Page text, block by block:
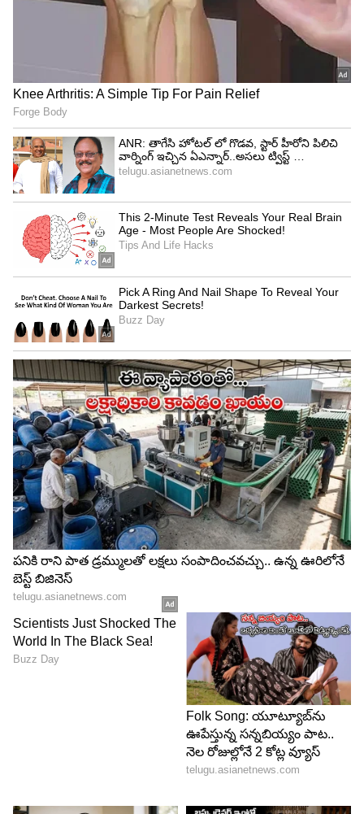
యాంటీ ఆక్సిడెంట్:
బ్రౌన్ రైస్ లో యాంటీ ఆక్సిడెంట్స్ ఎక్కువగా ఉంటాయి.
శరీరంలోని ఫ్రీ రాడికల్స్‌తో పోరాడుతుంది, దీర్ఘకాలిక
వ్యాధుల ప్రమాదాన్ని తగ్గిస్తుంది.సెల్యులార్ ఆరోగ్యానికి
మద్దతు ఇస్తుంది. యాంటీ ఆక్సిడెంట్లు గుండె ఆరోగ్యానికి
తోడ్పడతాయి. ఇది కొలెస్ట్రాల్ స్థాయిలను తగ్గిస్తుంది. సరైన
రక్తపోటును నిర్వహించడానికి సహాయపడుతుంది.
బరువు నిర్వహణ:
బ్రౌన్ రైస్‌లోని పీచు సంపూర్ణత్వం అనుభూతిని అందిస్తుంది.
సంతృప్తిని ప్రోత్సహిస్తుంది. ఇది తక్కువ తినకుండా
సంతృప్తిని అందించడం ద్వారా అతిగా తినడం నిరోధిస్తుంది,
బరువు నిర్వహణ ప్రయాణంలో ఉన్నవారికి లడ్డూలను